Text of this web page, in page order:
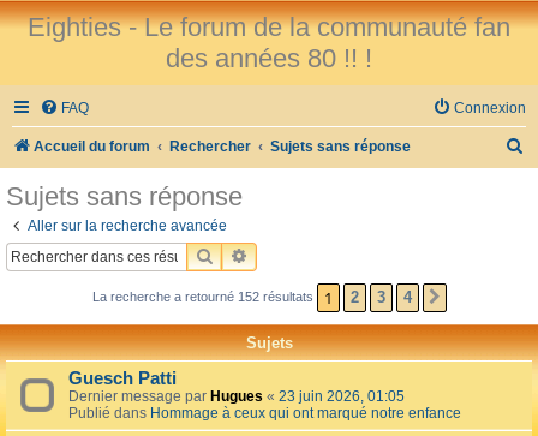
Eighties - Le forum de la communauté fan
des années 80 !! !
FAQ Connexion
Accueil du forum Rechercher Sujets sans réponse
h
r
Sujets sans réponse
Aller sur la recherche avancée
RECHERCHER
RECHERCHE AVANCÉE
La recherche a retourné 152 résultats 1 2 3 4
Sujets
Guesch Patti
Dernier message par Hugues « 23 juin 2026, 01:05
Publié dans Hommage à ceux qui ont marqué notre enfance